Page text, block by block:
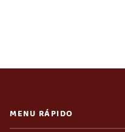
MENU RÁPIDO